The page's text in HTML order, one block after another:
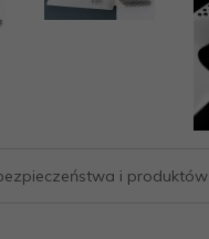
i produktów